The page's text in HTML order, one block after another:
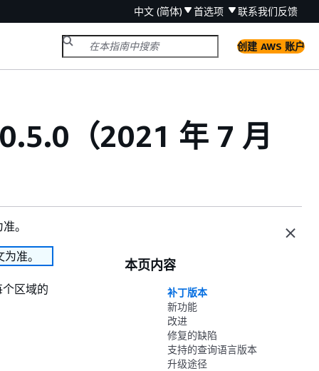
中文 (简体) 首选项 联系我们反馈
创建 AWS 账户
（2021 年 7 月
。
准。
区域的
本页内容
补丁版本
新功能
改进
修复的缺陷
支持的查询语言版本
升级途径